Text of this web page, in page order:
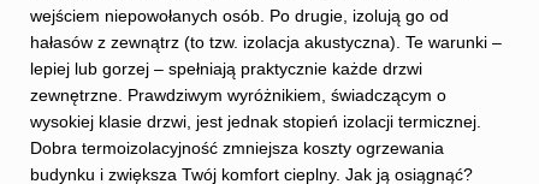
wejściem niepowołanych osób. Po drugie, izolują go od
hałasów z zewnątrz (to tzw. izolacja akustyczna). Te warunki –
lepiej lub gorzej – spełniają praktycznie każde drzwi
zewnętrzne. Prawdziwym wyróżnikiem, świadczącym o
wysokiej klasie drzwi, jest jednak stopień izolacji termicznej.
Dobra termoizolacyjność zmniejsza koszty ogrzewania
budynku i zwiększa Twój komfort cieplny. Jak ją osiągnąć?